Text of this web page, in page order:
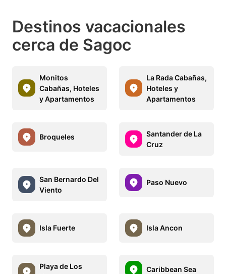
Destinos vacacionales
cerca de Sagoc
Monitos
Cabañas, Hoteles
y Apartamentos
La Rada Cabañas,
Hoteles y
Apartamentos
Broqueles
Santander de La
Cruz
San Bernardo Del
Viento
Paso Nuevo
Isla Fuerte Isla Ancon
Playa de Los
Caribbean Sea